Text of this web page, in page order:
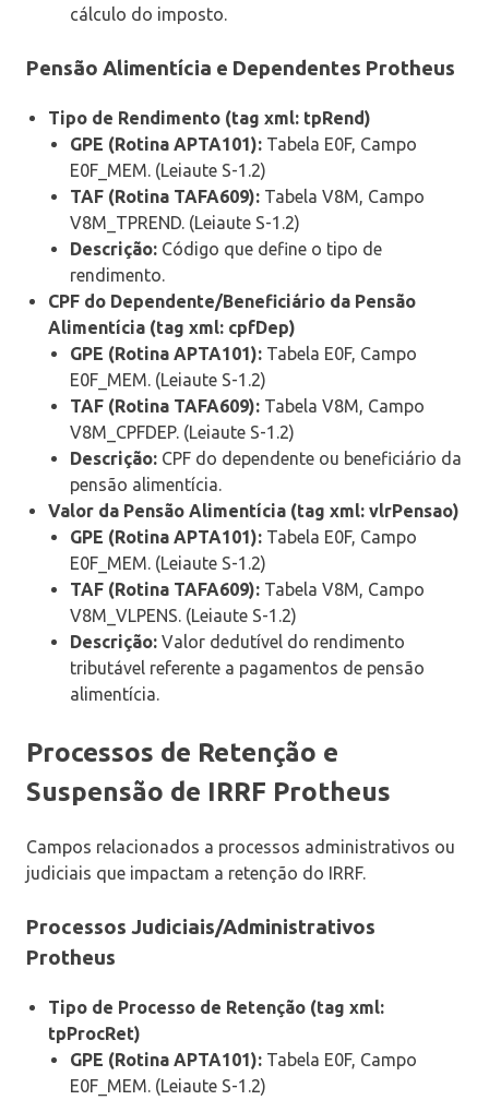
cálculo do imposto.
Pensão Alimentícia e Dependentes Protheus
Tipo de Rendimento (tag xml: tpRend)
GPE (Rotina APTA101): Tabela E0F, Campo
E0F_MEM. (Leiaute S-1.2)
TAF (Rotina TAFA609): Tabela V8M, Campo
V8M_TPREND. (Leiaute S-1.2)
Descrição: Código que define o tipo de
rendimento.
CPF do Dependente/Beneficiário da Pensão
Alimentícia (tag xml: cpfDep)
GPE (Rotina APTA101): Tabela E0F, Campo
E0F_MEM. (Leiaute S-1.2)
TAF (Rotina TAFA609): Tabela V8M, Campo
V8M_CPFDEP. (Leiaute S-1.2)
Descrição: CPF do dependente ou beneficiário da
pensão alimentícia.
Valor da Pensão Alimentícia (tag xml: vlrPensao)
GPE (Rotina APTA101): Tabela E0F, Campo
E0F_MEM. (Leiaute S-1.2)
TAF (Rotina TAFA609): Tabela V8M, Campo
V8M_VLPENS. (Leiaute S-1.2)
Descrição: Valor dedutível do rendimento
tributável referente a pagamentos de pensão
alimentícia.
Processos de Retenção e
Suspensão de IRRF Protheus
Campos relacionados a processos administrativos ou
judiciais que impactam a retenção do IRRF.
Processos Judiciais/Administrativos
Protheus
Tipo de Processo de Retenção (tag xml:
tpProcRet)
GPE (Rotina APTA101): Tabela E0F, Campo
E0F_MEM. (Leiaute S-1.2)